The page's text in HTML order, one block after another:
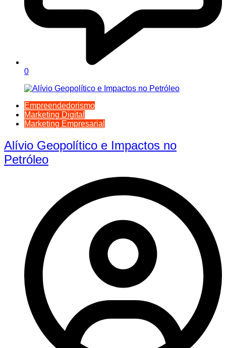
0
Empreendedorismo
Marketing Digital
Marketing Empresarial
Alívio Geopolítico e Impactos no
Petróleo